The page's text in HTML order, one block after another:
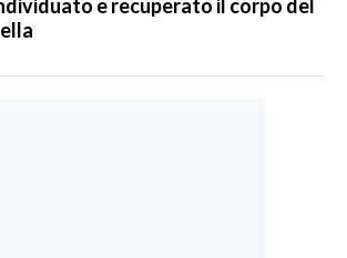
e recuperato il corpo del